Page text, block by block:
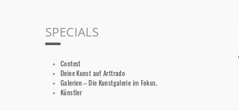
SPECIALS
Contest
Deine Kunst auf Arttrado
Galerien – Die Kunstgalerie im Fokus.
Künstler